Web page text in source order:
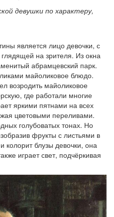
девушки по характеру,
является лицо девочки, с
на зрителя. Из окна
абрамцевский парк.
майоликовое блюдо.
возродить майоликовое
где работали многие
яркими пятнами на всех
цветовыми переливами.
голубоватых тонах. Но
фрукты с листьями в
колорит блузы девочки, она
играет свет, подчёркивая